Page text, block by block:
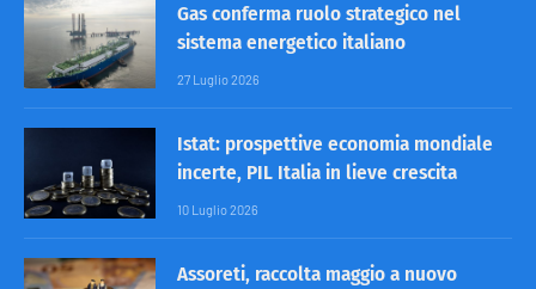
Gas conferma ruolo strategico nel
sistema energetico italiano
27 Luglio 2026
Istat: prospettive economia mondiale
incerte, PIL Italia in lieve crescita
10 Luglio 2026
Assoreti, raccolta maggio a nuovo